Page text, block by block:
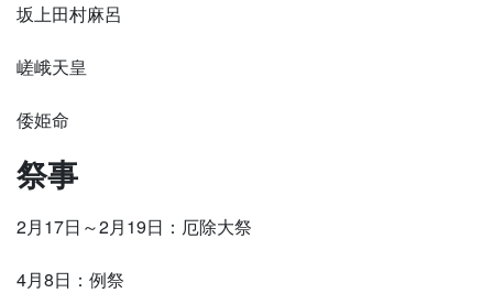
坂上田村麻呂
嵯峨天皇
倭姫命
祭事
2月17日～2月19日：厄除大祭
4月8日：例祭